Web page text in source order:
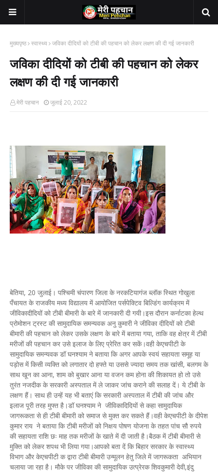
मुख्यपृष्ठ स्वास्थ्य जविका दीदियों को टीबी की पहचान को लेकर लक्षण की दी गई जानकारी
जविका दीदियों को टीबी की पहचान को लेकर
लक्षण की दी गई जानकारी
मेरी पहचान जुलाई 20, 2022
बेतिया, 20 जुलाई। पश्चिमी चंपारण जिला के नरकटियागंज ब्लॉक स्थित गोखुला
पँचायत के राजकीय मध्य विद्यालय में आयोजित पर्सपेक्टिव बिल्डिंग कार्यक्रम में
जीविकादीदियों को टीबी बीमारी के बारे में जानकारी दी गयी।इस दौरान कर्नाटका हेल्थ
प्रोमोशन ट्रस्ट की सामुदायिक समन्यवक अनु कुमारी ने जीविका दीदियों को टीबी
बीमारी की पहचान को लेकर उसके लक्षण के बारे में बताया गया, ताकि वह क्षेत्र में टीबी
मरीजों की पहचान कर उसे इलाज के लिए प्रेरित कर सकें।वही केएचपीटी के
सामुदायिक समन्यवक डॉ घनश्याम ने बताया कि अगर आपके स्वयं सहायता समूह या
पड़ोस में किसी व्यक्ति को लगातार दो हफ्ते या उससे ज्यादा समय तक खांसी, बलगम के
साथ खून का आना, शाम को बुखार आना या वजन कम होना की शिकायत हो तो उसे
तुरंत नजदीक के सरकारी अस्पताल में ले जाकर जांच कराने की सलाह दें। ये टीबी के
लक्षण हैं। साथ ही उन्हें यह भी बताएं कि सरकारी अस्पताल में टीबी की जांच और
इलाज पूरी तरह मुफ्त है।डॉ घनश्याम ने जीविकादिदियों से कहा सामुदायिक
जागरूकता से ही टीबी बीमारी को समाज से मुक्त कर सकते हैं।वही केएचपीटी के दीपेश
कुमार राय ने बताया कि टीबी मरीजों को निक्षय पोषण योजना के तहत पांच सौ रुपये
की सहायता राशि छः माह तक मरीजों के खाते में दी जाती है।बैठक में टीबी बीमारी से
मुक्ति को लेकर शपथ भी लिया गया।आपको बता दें कि बिहार सरकार के स्वास्थ्य
विभाग और केएचपीटी क द्वारा टीबी बीमारी उन्मूलन हेतु जिले में जागरूकता अभियान
चलाया जा रहा है। मौके पर जीविका की सामुदायिक उत्प्रेरक शिवकुमारी देवी,इंदु